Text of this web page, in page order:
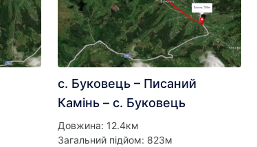
с. Буковець – Писаний
Камінь – с. Буковець
Довжина: 12.4км
Загальний підйом: 823м